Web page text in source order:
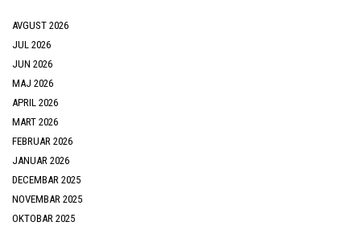
AVGUST 2026
JUL 2026
JUN 2026
MAJ 2026
APRIL 2026
MART 2026
FEBRUAR 2026
JANUAR 2026
DECEMBAR 2025
NOVEMBAR 2025
OKTOBAR 2025